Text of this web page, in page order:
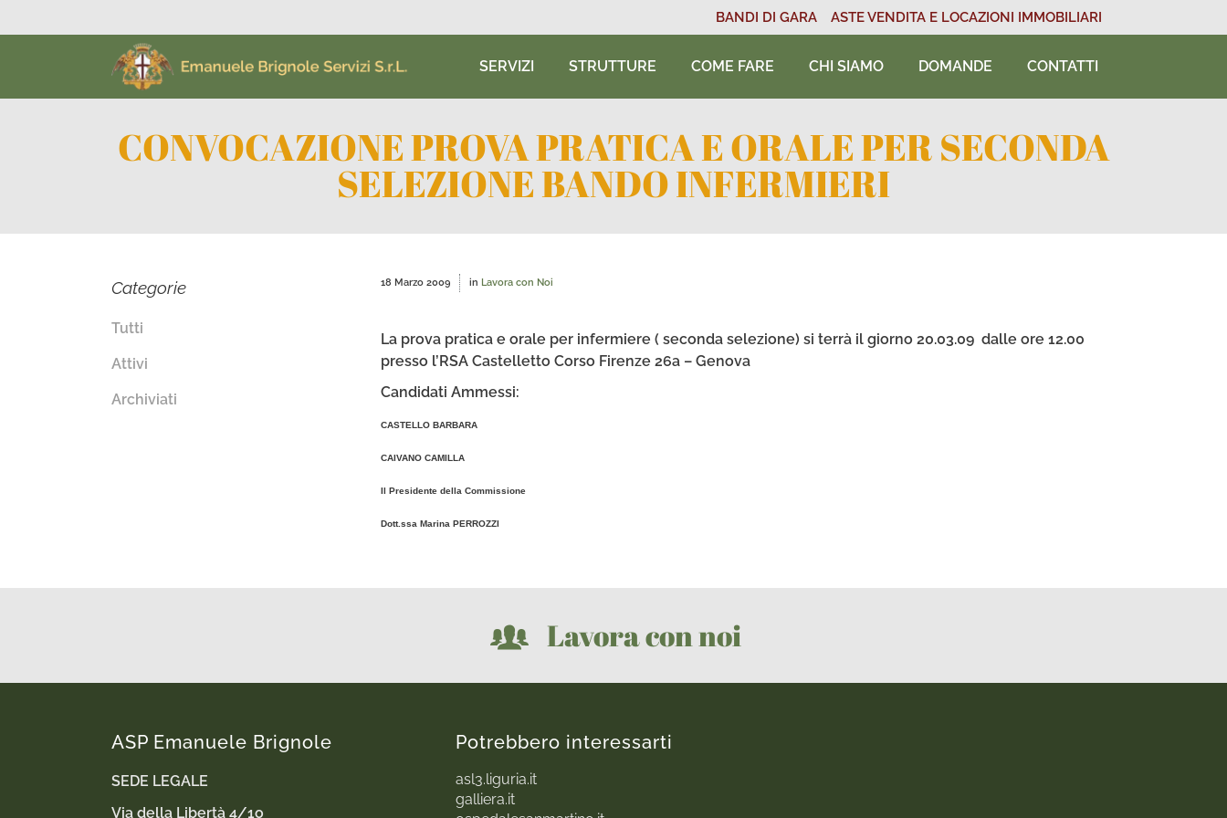
BANDI DI GARA ASTE VENDITA E LOCAZIONI IMMOBILIARI
SERVIZI STRUTTURE COME FARE CHI SIAMO DOMANDE CONTATTI
CONVOCAZIONE PROVA PRATICA E ORALE PER SECONDA
SELEZIONE BANDO INFERMIERI
Categorie
Tutti
Attivi
Archiviati
18 Marzo 2009 in Lavora con Noi
La prova pratica e orale per infermiere ( seconda selezione) si terrà il giorno 20.03.09 dalle ore 12.00
presso l’RSA Castelletto Corso Firenze 26a – Genova
Candidati Ammessi:
CASTELLO BARBARA
CAIVANO CAMILLA
Il Presidente della Commissione
Dott.ssa Marina PERROZZI
Lavora con noi
ASP Emanuele Brignole
SEDE LEGALE
Via della Libertà 4/1o
Potrebbero interessarti
asl3.liguria.it
galliera.it